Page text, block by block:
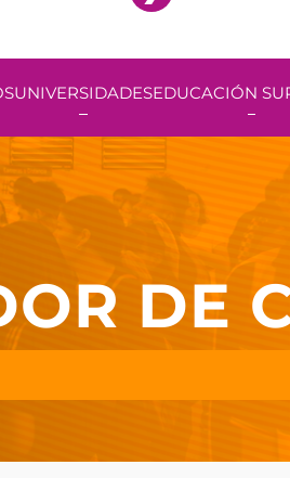
UNIVERSIDADESEDUCACIÓN
DE